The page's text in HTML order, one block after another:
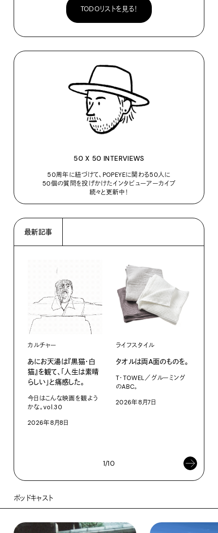
TODOリストを見る！
50 X 50 INTERVIEWS
50周年に紐づけて、POPEYEに関わる50人に
50個の質問を投げかけたインタビューアーカイブ
続々と更新中！
最新記事
カルチャー
あにお天湯は『黒猫・白
猫』を観て、「人生は素晴
らしい」と痛感した。
今日はこんな映画を観よう
かな。vol.30
2026年8月8日
ライフスタイル
タオルは両A面のものを。
T・TOWEL／グルーミング
のABC。
2026年8月7日
1/10
ポッドキャスト